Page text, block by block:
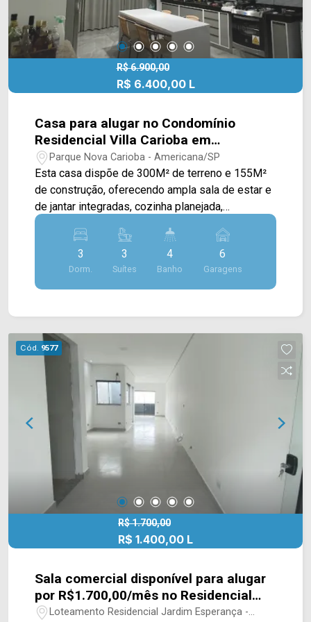
R$ 6.900,00
R$ 6.400,00 L
Casa para alugar no Condomínio
Residencial Villa Carioba em
Americana/SP
Parque Nova Carioba - Americana/SP
Esta casa dispõe de 300M² de terreno e 155M²
de construção, oferecendo ampla sala de estar e
de jantar integradas, cozinha planejada,
despensa, quintal e área de serviço. > 03 suítes;
> 04 banheiros, sendo 01 lavabo; > 06 vagas de
garagem, sendo 02 cobertas. Localizado no
bairro Parque Nova Carioba, este condomínio
está próximo à Av. Nicolau João Abdalla, Av. Lírio
Bandeirantes. Entre em contato com a equipe da
Arbix Imóveis e agende a sua visita!! WhatsApp
e Telefone: (19) 3475-4546 ARBIX IMÓVEIS -
Presente em cada mudança!
3
Dorm.
3
Suítes
4
Banho
6
Garagens
Cód. 9577
R$ 1.700,00
R$ 1.400,00 L
Sala comercial disponível para alugar
por R$1.700,00/mês no Residencial
Jardim Esperança em Americana/SP.
Loteamento Residencial Jardim Esperança -